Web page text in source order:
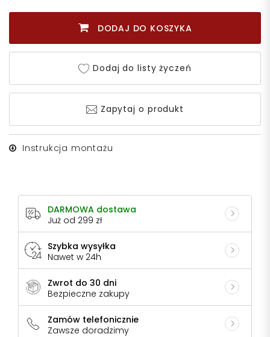
DODAJ DO KOSZYKA
Dodaj do listy życzeń
Zapytaj o produkt
Instrukcja montażu
DARMOWA dostawa
Już od 299 zł
Szybka wysyłka
Nawet w 24h
Zwrot do 30 dni
Bezpieczne zakupy
Zamów telefonicznie
Zawsze doradzimy